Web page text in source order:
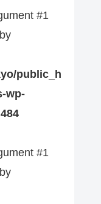
#1
public_h
wp-
484
#1